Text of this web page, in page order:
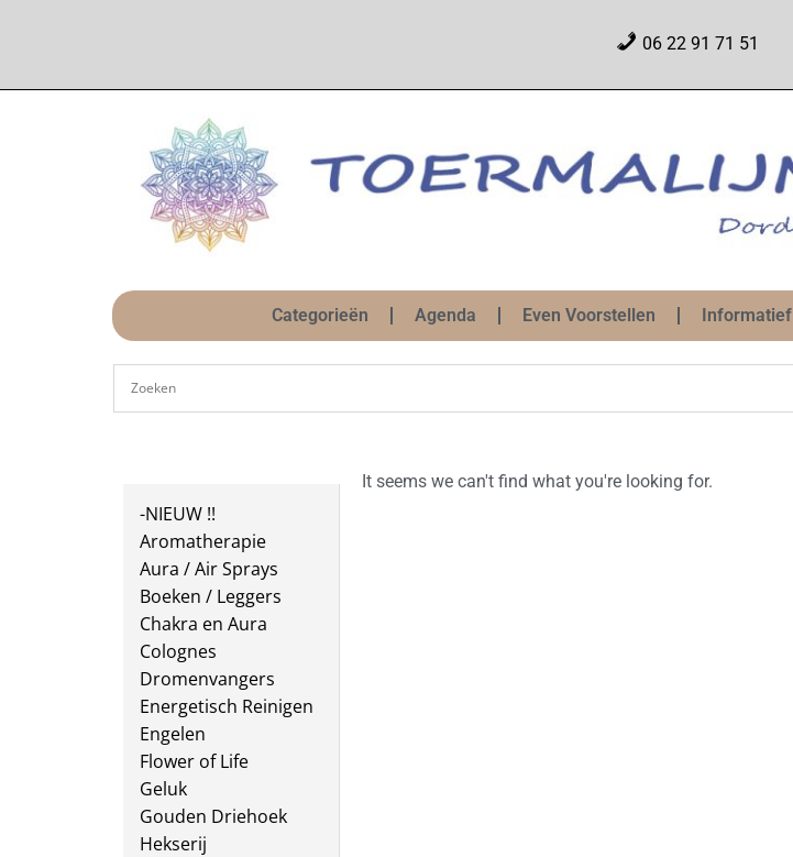
06 22 91 71 51
Categorieën Agenda Even Voorstellen Informatief
-NIEUW !!
Aromatherapie
Aura / Air Sprays
Boeken / Leggers
Chakra en Aura
Colognes
Dromenvangers
Energetisch Reinigen
Engelen
Flower of Life
Geluk
Gouden Driehoek
Hekserij
It seems we can't find what you're looking for.